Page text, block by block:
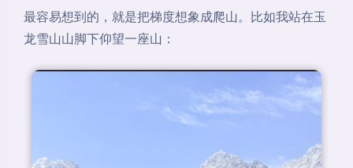
所以，梯度可以理解为某个量在空间中变化最快的方向
和变化的剧烈程度。
如果说散度关心的是 “有没有源或汇”，旋度关心的是
“有没有打转”，那么梯度关心的就是：
多快。